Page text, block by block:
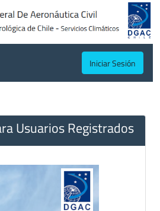
Iniciar Sesión
Usuarios Registrados